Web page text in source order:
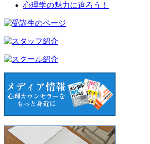
心理学の魅力に迫ろう！